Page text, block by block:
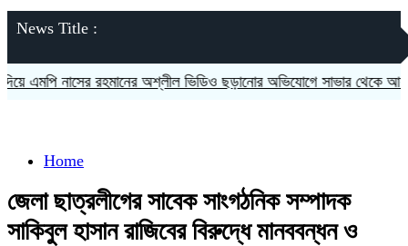
News Title :
নাসের রহমানের অশ্লীল ভিডিও ছড়ানোর অভিযোগে সাভার থেকে আসামি
Home
জেলা ছাত্রলীগের সাবেক সাংগঠনিক সম্পাদক
সাকিবুল হাসান রাজিবের বিরুদ্ধে মানববন্ধন ও